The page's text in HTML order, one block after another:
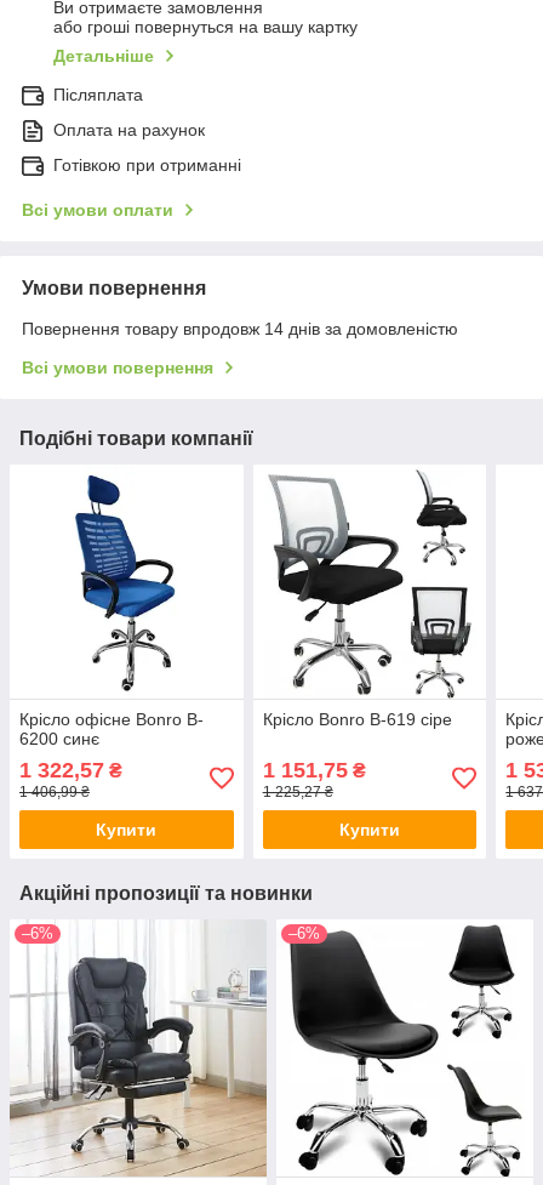
Ви отримаєте замовлення
або гроші повернуться на вашу картку
Детальніше
Післяплата
Оплата на рахунок
Готівкою при отриманні
Всі умови оплати
Умови повернення
Повернення товару впродовж 14 днів за домовленістю
Всі умови повернення
Подібні товари компанії
Крісло офісне Bonro B-
6200 синє
1 322,57 ₴
1 406,99 ₴
Купити
Крісло Bonro B-619 сіре
1 151,75₴
1 225,27 ₴
Купити
1
1
Акційні пропозиції та новинки
–6% –6%